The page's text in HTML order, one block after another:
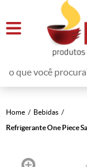
Home
Bebidas
Refrigerante One Piece